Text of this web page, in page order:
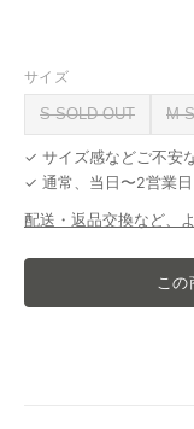
サイズ
S SOLD OUT M
✓ サイズ感などご不安
✓ 通常、当日〜2営業日
配送・返品交換など、
こ